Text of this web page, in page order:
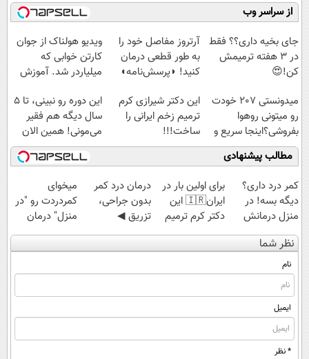
رایگان رو شرکت
کن تا دیر نشده!
کنید!
◗پرسش‌نامه◖
فناوری اروپا،
سبک و مقاوم |
پرداخت قسطی
میلیاردر شد.
آموزش رایگان
از سراسر وب
جای بخیه داری؟؟ فقط
در 3 هفته ترمیمش
کن!😍
آرتروز مفاصل خود را
به طور قطعی درمان
کنید! ◗پرسش‌نامه◖
ویدیو هولناک از جوان
کارتن خوابی که
میلیاردر شد. آموزش
میدونستی 207 خودت
رو میتونی روهوا
بفروشی؟اینجا سریع و
راحت بفروش
این دکتر شیرازی کرم
ترمیم زخم ایرانی را
ساخت!!!
این دوره رو نبینی، تا 5
سال دیگه هم فقیر
می‌مونی! همین الان
ثبت نام کن
مطالب پیشنهادی
کمر درد داری؟
دیگه بسه! در
منزل درمانش
کن
(◀پرسش‌نامه)
برای اولین بار در
ایران🇮🇷 این
دکتر کرم ترمیم
کننده 23 روزه
ساخت!
درمان درد کمر
بدون جراحی،
تزریق ◀
پرسش‌نامه رو پر
کن ▶
میخوای
کمردردت رو "در
منزل" درمان
کنی؟ (◂فیلم +
◂پرسش‌نامه)
نظر شما
نام
ایمیل
* نظر